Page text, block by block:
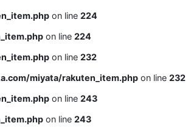
on line 224
on line 224
on line 232
miyata/rakuten_item.php on line 232
on line 243
on line 243